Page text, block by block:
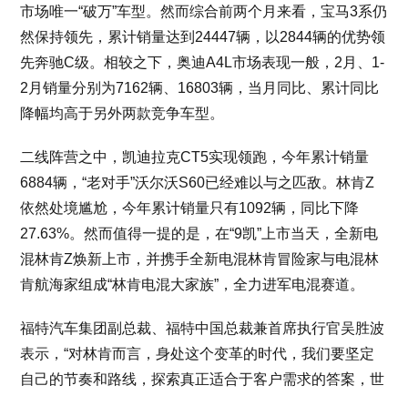
市场唯一“破万”车型。然而综合前两个月来看，宝马3系仍
然保持领先，累计销量达到24447辆，以2844辆的优势领
先奔驰C级。相较之下，奥迪A4L市场表现一般，2月、1-
2月销量分别为7162辆、16803辆，当月同比、累计同比
降幅均高于另外两款竞争车型。
二线阵营之中，凯迪拉克CT5实现领跑，今年累计销量
6884辆，“老对手”沃尔沃S60已经难以与之匹敌。林肯Z
依然处境尴尬，今年累计销量只有1092辆，同比下降
27.63%。然而值得一提的是，在“9凯”上市当天，全新电
混林肯Z焕新上市，并携手全新电混林肯冒险家与电混林
肯航海家组成“林肯电混大家族”，全力进军电混赛道。
福特汽车集团副总裁、福特中国总裁兼首席执行官吴胜波
表示，“对林肯而言，身处这个变革的时代，我们要坚定
自己的节奏和路线，探索真正适合于客户需求的答案，世